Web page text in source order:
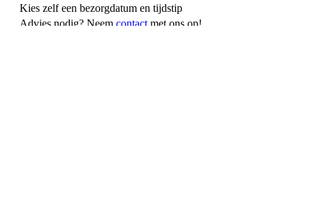
Kies zelf een bezorgdatum en tijdstip
Advies nodig? Neem contact met ons op!